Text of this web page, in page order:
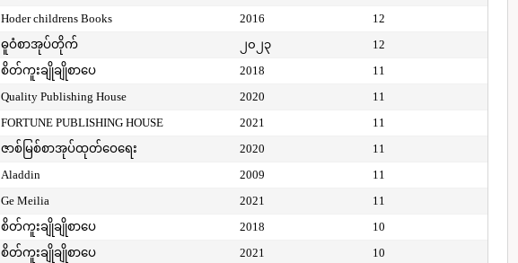
Hoder childrens Books 2016
12
ဓူဝံစာအုပ်တိုက် ၂၀၂၃
12
စိတ်ကူးချိုချိုစာပေ 2018
11
Quality Publishing House 2020
11
FORTUNE PUBLISHING HOUSE 2021
11
ဇာစ်မြစ်စာအုပ်ထုတ်ဝေရေး 2020
11
Aladdin 2009
11
Ge Meilia 2021
11
စိတ်ကူးချိုချိုစာပေ 2018
10
စိတ်ကူးချိုချိုစာပေ 2021
10